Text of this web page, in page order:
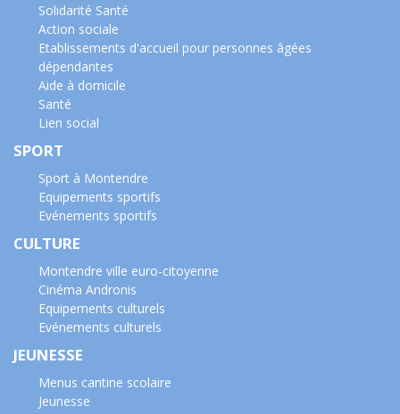
Solidarité Santé
Action sociale
Etablissements d'accueil pour personnes âgées
dépendantes
Aide à domicile
Santé
Lien social
SPORT
Sport à Montendre
Equipements sportifs
Evénements sportifs
CULTURE
Montendre ville euro-citoyenne
Cinéma Andronis
Equipements culturels
Evénements culturels
JEUNESSE
Menus cantine scolaire
Jeunesse